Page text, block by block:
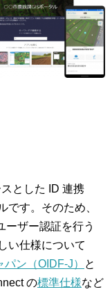
とした ID 連携
です。そのため、
ーザー認証を行う
い仕様について
ン（OIDF-J）
と
の標準仕様など